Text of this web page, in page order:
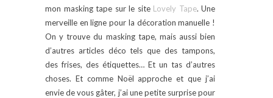
mon masking tape sur le site Lovely Tape. Une
merveille en ligne pour la décoration manuelle !
On y trouve du masking tape, mais aussi bien
d’autres articles déco tels que des tampons,
des frises, des étiquettes… Et un tas d’autres
choses. Et comme Noël approche et que j’ai
envie de vous gâter, j’ai une petite surprise pour